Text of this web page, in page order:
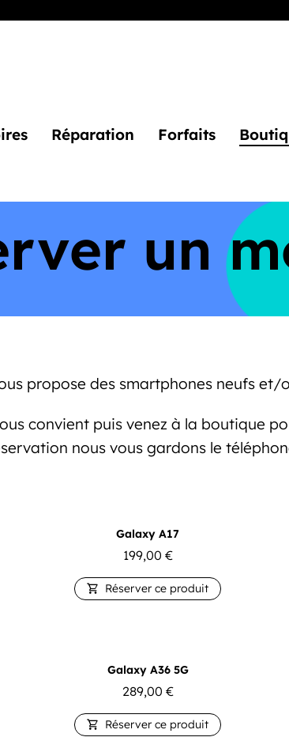
Réparation Forfaits
un
propose des smartphones neufs et/
convient puis venez à la boutique
nous vous gardons le
Galaxy A17
199,00 €
 Réserver ce produit
Galaxy A36 5G
289,00 €
 Réserver ce produit